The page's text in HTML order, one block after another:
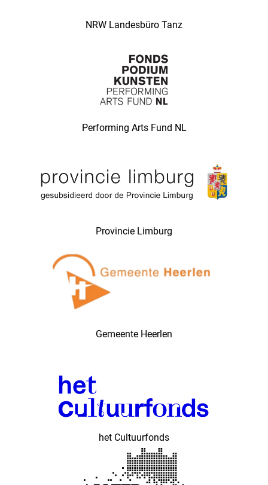
NRW Landesbüro Tanz
Performing Arts Fund NL
Provincie Limburg
Gemeente Heerlen
het Cultuurfonds